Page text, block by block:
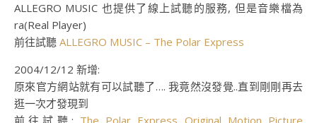
ALLEGRO MUSIC 也提供了線上試聽的服務, 但是音樂檔為
ra(Real Player)
前往試聽 ALLEGRO MUSIC – The Polar Express
2004/12/12 新增:
原來官方網站就有可以試聽了…. 我竟然沒發覺..直到剛剛再去
逛一次才發現到
前往試聽: The Polar Express Original Motion Picture